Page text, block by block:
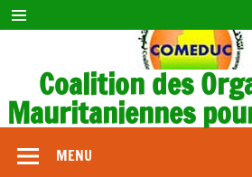
Skip
to
content
Coalition des
Mauritaniennes
MENU